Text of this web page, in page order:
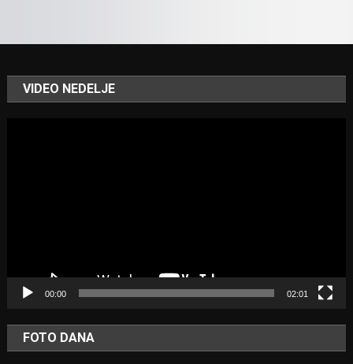
VIDEO NEDELJE
00:00 02:01
FOTO DANA